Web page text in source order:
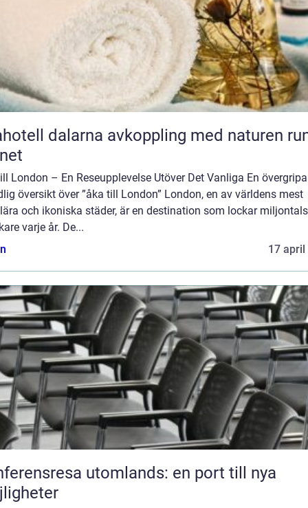
avkoppling med naturen runt
London – En Reseupplevelse Utöver Det Vanliga En
översikt över ”åka till London” London, en av världens mest
och ikoniska städer, är en destination som lockar miljontals
varje år. De...
17 april
utomlands: en port till nya